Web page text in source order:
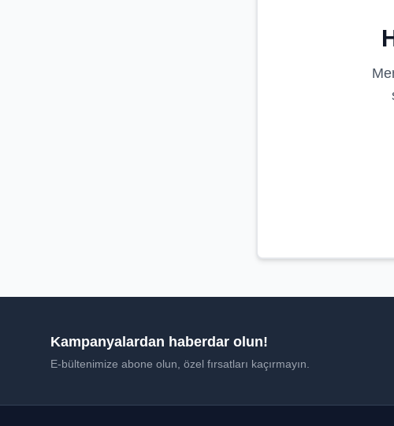
Kampanyalardan haberdar olun!
E-bültenimize abone olun, özel fırsatları kaçırmayın.